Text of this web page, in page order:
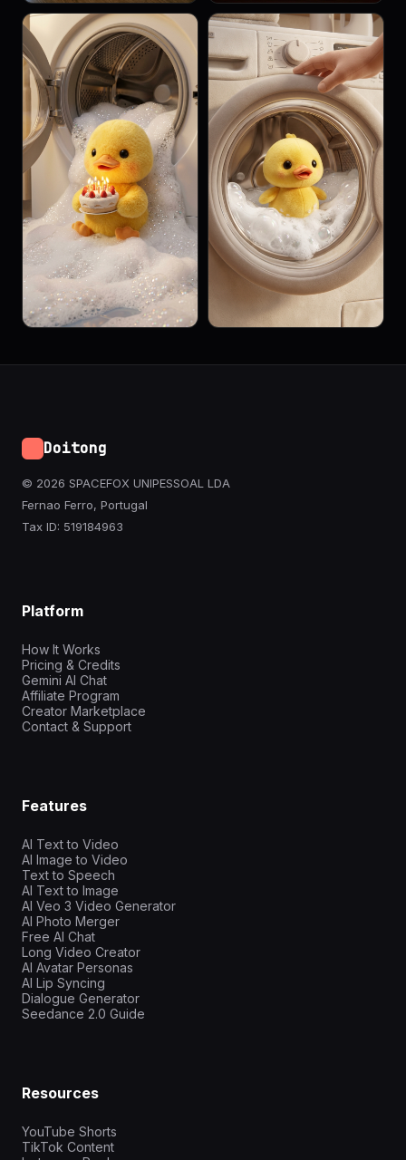
Doitong
© 2026 SPACEFOX UNIPESSOAL LDA
Fernao Ferro, Portugal
Tax ID: 519184963
Platform
How It Works
Pricing & Credits
Gemini AI Chat
Affiliate Program
Creator Marketplace
Contact & Support
Features
AI Text to Video
AI Image to Video
Text to Speech
AI Text to Image
AI Veo 3 Video Generator
AI Photo Merger
Free AI Chat
Long Video Creator
AI Avatar Personas
AI Lip Syncing
Dialogue Generator
Seedance 2.0 Guide
Resources
YouTube Shorts
TikTok Content